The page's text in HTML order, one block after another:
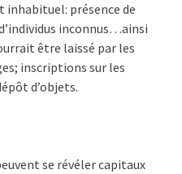
présence de
inconnus…ainsi
être laissé par les
inscriptions sur les
d’objets.
se révéler capitaux